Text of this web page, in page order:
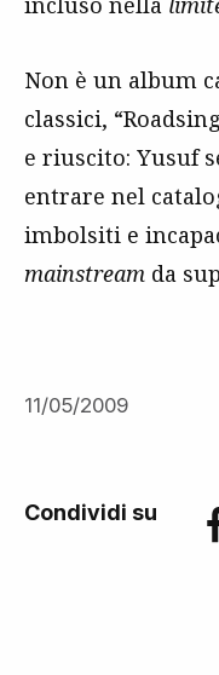
Non è un album
classici,
e riuscito: Yusuf
entrare nel
imbolsiti e
mainstream da
11/05/2009
Condividi su